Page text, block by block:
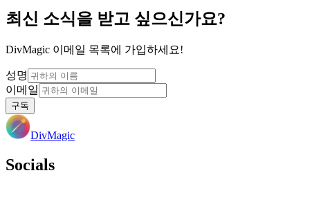
최신 소식을 받고 싶으신가요?
DivMagic 이메일 목록에 가입하세요!
성명
이메일
구독
DivMagic
Socials